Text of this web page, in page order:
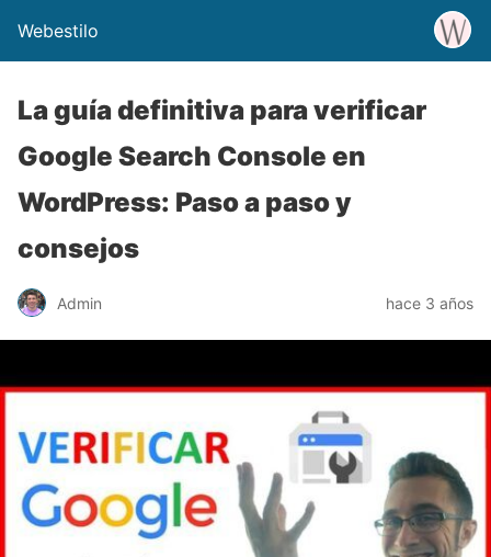
Webestilo
La guía definitiva para verificar
Google Search Console en
WordPress: Paso a paso y
consejos
Admin hace 3 años